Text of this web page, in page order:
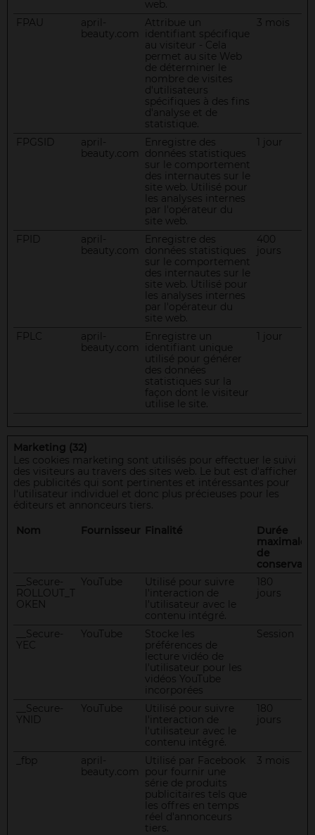
web.
FPAU
april-
beauty.com
Attribue un
identifiant spécifique
au visiteur - Cela
permet au site Web
de déterminer le
nombre de visites
d'utilisateurs
spécifiques à des fins
d'analyse et de
statistique.
3 mois
FPGSID
april-
beauty.com
Enregistre des
données statistiques
sur le comportement
des internautes sur le
site web. Utilisé pour
les analyses internes
par l'opérateur du
site web.
1 jour
FPID
april-
beauty.com
Enregistre des
données statistiques
sur le comportement
des internautes sur le
site web. Utilisé pour
les analyses internes
par l'opérateur du
site web.
400
jours
FPLC
april-
beauty.com
Enregistre un
identifiant unique
utilisé pour générer
des données
statistiques sur la
façon dont le visiteur
utilise le site.
1 jour
Marketing (32)
Les cookies marketing sont utilisés pour effectuer le suivi
des visiteurs au travers des sites web. Le but est d'afficher
des publicités qui sont pertinentes et intéressantes pour
l'utilisateur individuel et donc plus précieuses pour les
éditeurs et annonceurs tiers.
Nom
Fournisseur Finalité
Durée
maximale
de
__Secure-
ROLLOUT_T
OKEN
YouTube
Utilisé pour suivre
l'interaction de
l'utilisateur avec le
contenu intégré.
180
jours
__Secure-
YEC
YouTube
Stocke les
préférences de
lecture vidéo de
l'utilisateur pour les
vidéos YouTube
incorporées
Session
__Secure-
YNID
YouTube
Utilisé pour suivre
l'interaction de
l'utilisateur avec le
contenu intégré.
180
jours
_fbp
april-
beauty.com
Utilisé par Facebook
pour fournir une
série de produits
publicitaires tels que
les offres en temps
réel d'annonceurs
tiers.
3 mois